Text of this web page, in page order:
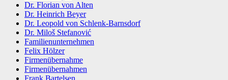
Dr. Florian von Alten
Dr. Heinrich Beyer
Dr. Leopold von Schlenk-Barnsdorf
Dr. Miloš Stefanović
Familienunternehmen
Felix Hölzer
Firmenübernahme
Firmenübernahmen
Frank Bartelsen